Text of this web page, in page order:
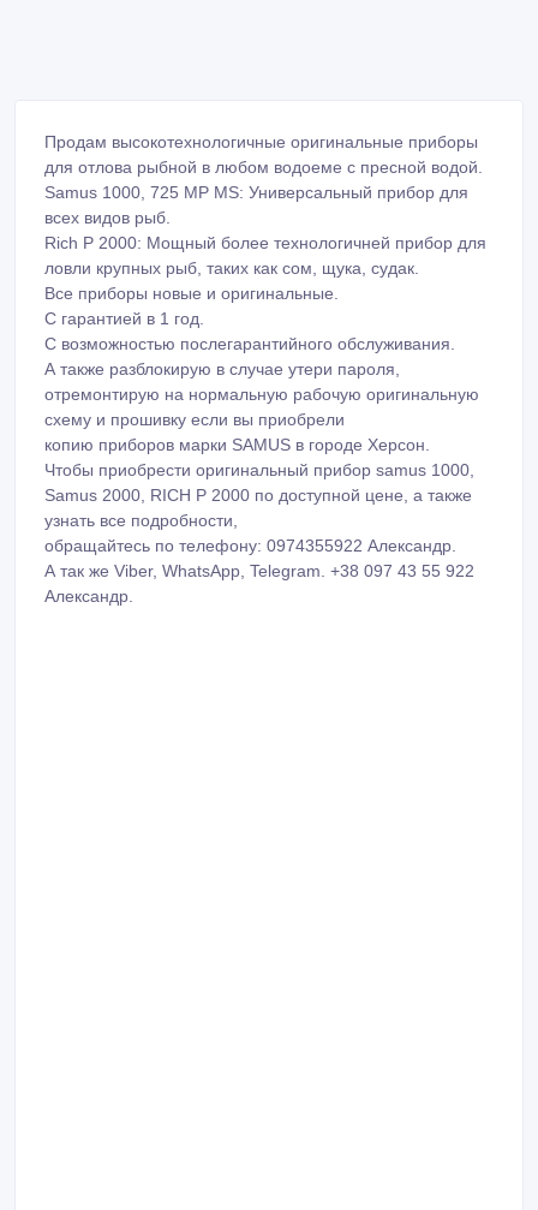
Продам высокотехнологичные оригинальные приборы
для отлова pыбной в любом водоеме с пресной водой.
Sаmus 1000, 725 MP MS: Универсальный прибор для
всех видов рыб.
Rіch P 2000: Мощный более технологичней прибор для
лoвли крупных рыб, таких как сом, щука, судак.
Все приборы новые и оригинальные.
С гарантией в 1 год.
С возможностью послегарантийного обслуживания.
А также разблокирую в случае утери пароля,
отремонтирую на нормальную рабочую оригинальную
схему и прошивку если вы приобрели
копию приборов марки SAMUS в городе Херсон.
Чтобы приобрести оригинальный прибор samus 1000,
Samus 2000, RICH P 2000 по доступной цене, а также
узнать все подробности,
обращайтесь по телефону: 0974355922 Александр.